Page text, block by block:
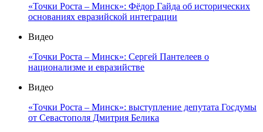
«Точки Роста – Минск»: Фёдор Гайда об исторических
основаниях евразийской интеграции
Видео
«Точки Роста – Минск»: Сергей Пантелеев о
национализме и евразийстве
Видео
«Точки Роста – Минск»: выступление депутата Госдумы
от Севастополя Дмитрия Белика